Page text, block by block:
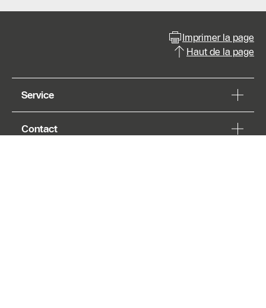
Imprimer la page
Haut de la page
Service
Contact